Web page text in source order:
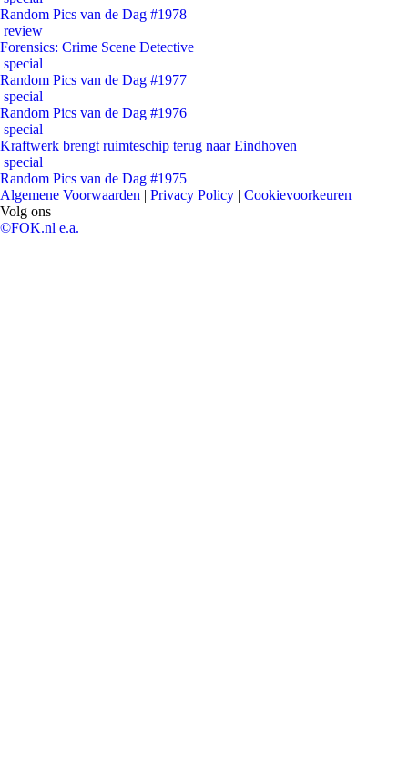
Random Pics van de Dag #1978
review
Forensics: Crime Scene Detective
special
Random Pics van de Dag #1977
special
Random Pics van de Dag #1976
special
Kraftwerk brengt ruimteschip terug naar Eindhoven
special
Random Pics van de Dag #1975
Algemene Voorwaarden | Privacy Policy | Cookievoorkeuren
Volg ons
©FOK.nl e.a.